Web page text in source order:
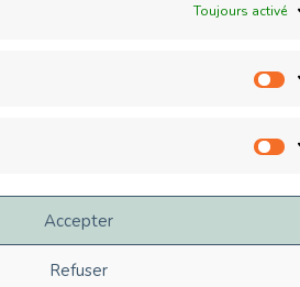
Toujours activé
Accepter
Refuser